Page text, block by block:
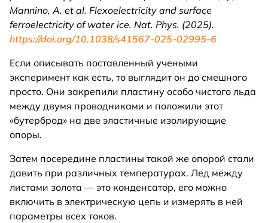
Mannino, A. et al. Flexoelectricity and surface
ferroelectricity of water ice. Nat. Phys. (2025).
https://doi.org/10.1038/s41567-025-02995-6
Если описывать поставленный учеными
эксперимент как есть, то выглядит он до смешного
просто. Они закрепили пластину особо чистого льда
между двумя проводниками и положили этот
«бутерброд» на две эластичные изолирующие
опоры.
Затем посередине пластины такой же опорой стали
давить при различных температурах. Лед между
листами золота — это конденсатор, его можно
включить в электрическую цепь и измерять в ней
параметры всех токов.